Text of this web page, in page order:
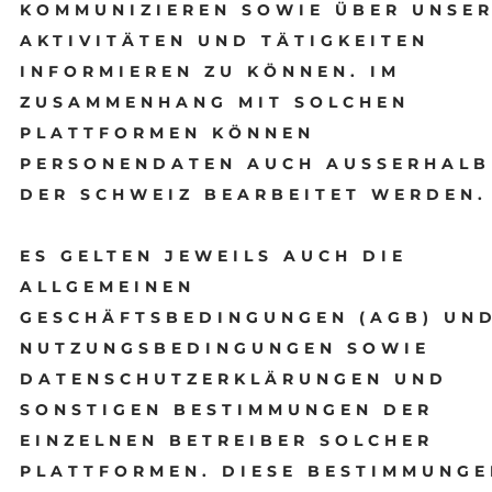
KOMMUNIZIEREN SOWIE ÜBER
AKTIVITÄTEN UND TÄTIGKEITEN
INFORMIEREN ZU KÖNNEN. IM
ZUSAMMENHANG MIT SOLCHEN
PLATTFORMEN KÖNNEN
PERSONENDATEN AUCH AUSSERHALB
DER SCHWEIZ BEARBEITET WERDEN.
ES GELTEN JEWEILS AUCH DIE
ALLGEMEINEN
GESCHÄFTSBEDINGUNGEN (AGB)
NUTZUNGSBEDINGUNGEN SOWIE
DATENSCHUTZERKLÄRUNGEN UND
SONSTIGEN BESTIMMUNGEN DER
EINZELNEN BETREIBER SOLCHER
PLATTFORMEN. DIESE